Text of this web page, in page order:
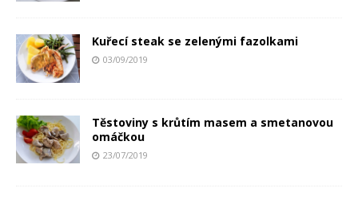
Kuřecí steak se zelenými fazolkami
03/09/2019
Těstoviny s krůtím masem a smetanovou
omáčkou
23/07/2019